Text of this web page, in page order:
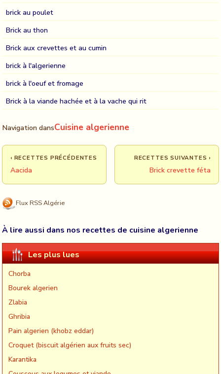
brick au poulet
Brick au thon
Brick aux crevettes et au cumin
brick à l'algerienne
brick à l'oeuf et fromage
Brick à la viande hachée et à la vache qui rit
Navigation dansCuisine algerienne
‹ RECETTES PRÉCÉDENTES
Aacida
RECETTES SUIVANTES ›
Brick crevette féta
Flux RSS Algérie
À lire aussi dans nos recettes de cuisine algerienne
Les plus lues
Chorba
Bourek algerien
Zlabia
Ghribia
Pain algerien (khobz eddar)
Croquet (biscuit algérien aux fruits sec)
Karantika